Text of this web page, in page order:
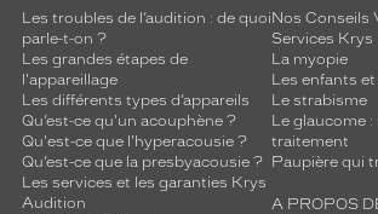
Les troubles de l’audition : de quoi
parle-t-on ?
Les grandes étapes de
l'appareillage
Les différents types d’appareils
Qu’est-ce qu'un acouphène ?
Qu'est-ce que l'hyperacousie ?
Qu’est-ce que la presbyacousie ?
Les services et les garanties Krys
Audition
Nos Conseils
Services Krys
La myopie
Les enfants et
Le strabisme
Le glaucome
traitement
Paupière qui
A PROPOS